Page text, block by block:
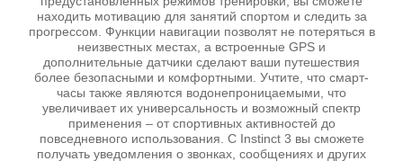
находить мотивацию для занятий спортом и следить за
прогрессом. Функции навигации позволят не потеряться в
неизвестных местах, а встроенные GPS и
дополнительные датчики сделают ваши путешествия
более безопасными и комфортными. Учтите, что смарт-
часы также являются водонепроницаемыми, что
увеличивает их универсальность и возможный спектр
применения – от спортивных активностей до
повседневного использования. С Instinct 3 вы сможете
получать уведомления о звонках, сообщениях и других